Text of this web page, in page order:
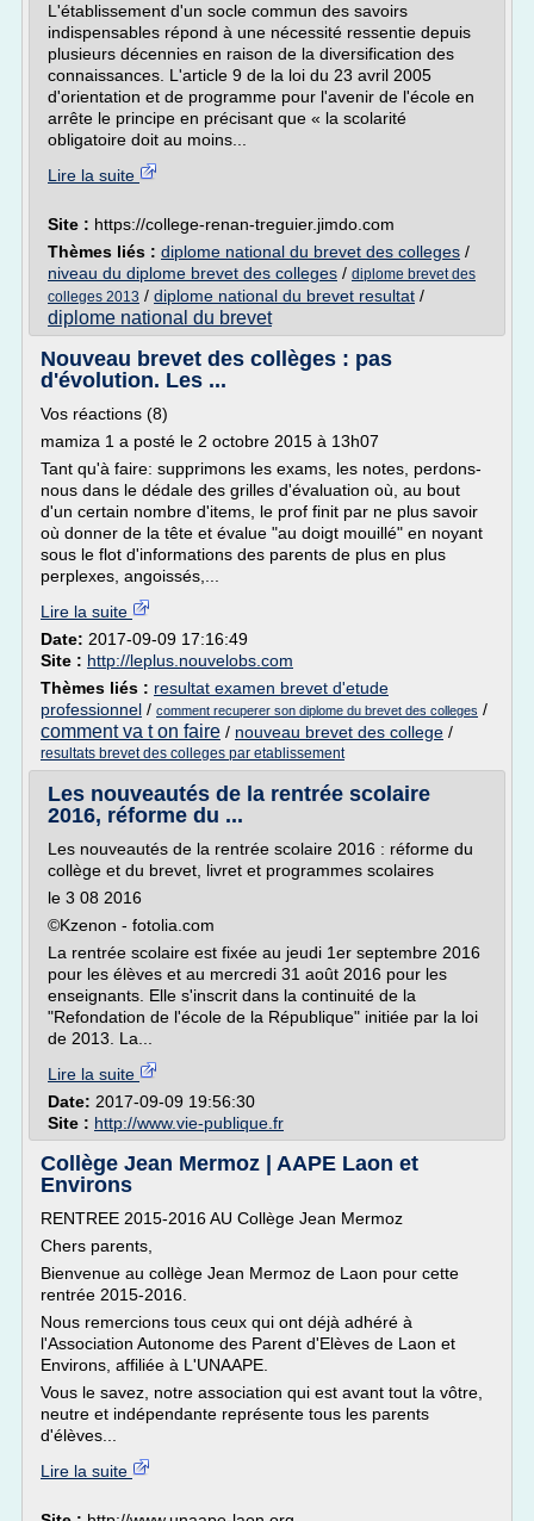
L'établissement d'un socle commun des savoirs
indispensables répond à une nécessité ressentie depuis
plusieurs décennies en raison de la diversification des
connaissances. L'article 9 de la loi du 23 avril 2005
d'orientation et de programme pour l'avenir de l'école en
arrête le principe en précisant que « la scolarité
obligatoire doit au moins...
Lire la suite
Site : https://college-renan-treguier.jimdo.com
Thèmes liés : diplome national du brevet des colleges /
niveau du diplome brevet des colleges / diplome brevet des
colleges 2013 / diplome national du brevet resultat /
diplome national du brevet
Nouveau brevet des collèges : pas
d'évolution. Les ...
Vos réactions (8)
mamiza 1 a posté le 2 octobre 2015 à 13h07
Tant qu'à faire: supprimons les exams, les notes, perdons-
nous dans le dédale des grilles d'évaluation où, au bout
d'un certain nombre d'items, le prof finit par ne plus savoir
où donner de la tête et évalue "au doigt mouillé" en noyant
sous le flot d'informations des parents de plus en plus
perplexes, angoissés,...
Lire la suite
Date: 2017-09-09 17:16:49
Site : http://leplus.nouvelobs.com
Thèmes liés : resultat examen brevet d'etude
professionnel / comment recuperer son diplome du brevet des colleges /
comment va t on faire / nouveau brevet des college /
resultats brevet des colleges par etablissement
Les nouveautés de la rentrée scolaire
2016, réforme du ...
Les nouveautés de la rentrée scolaire 2016 : réforme du
collège et du brevet, livret et programmes scolaires
le 3 08 2016
©Kzenon - fotolia.com
La rentrée scolaire est fixée au jeudi 1er septembre 2016
pour les élèves et au mercredi 31 août 2016 pour les
enseignants. Elle s'inscrit dans la continuité de la
"Refondation de l'école de la République" initiée par la loi
de 2013. La...
Lire la suite
Date: 2017-09-09 19:56:30
Site : http://www.vie-publique.fr
Collège Jean Mermoz | AAPE Laon et
Environs
RENTREE 2015-2016 AU Collège Jean Mermoz
Chers parents,
Bienvenue au collège Jean Mermoz de Laon pour cette
rentrée 2015-2016.
Nous remercions tous ceux qui ont déjà adhéré à
l'Association Autonome des Parent d'Elèves de Laon et
Environs, affiliée à L'UNAAPE.
Vous le savez, notre association qui est avant tout la vôtre,
neutre et indépendante représente tous les parents
d'élèves...
Lire la suite